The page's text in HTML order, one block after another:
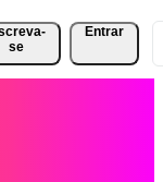
se
Entrar